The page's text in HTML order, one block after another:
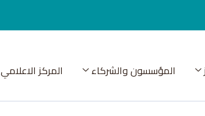
المؤسسون والشركاء المركز الاعلامي